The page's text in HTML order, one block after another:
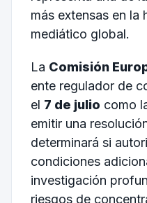
más extensas en la
mediático global.
La Comisión
ente regulador de
el 7 de julio como
emitir una
determinará si
condiciones
investigación
riesgos de